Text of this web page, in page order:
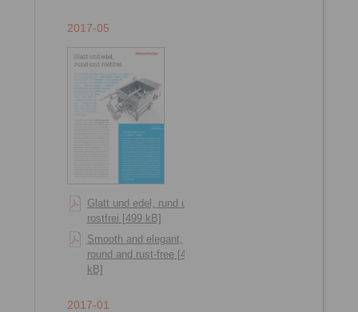
2017-05
Glatt und edel, rund und
rostfrei [499 kB]
Smooth and elegant,
round and rust-free [495
kB]
2017-01